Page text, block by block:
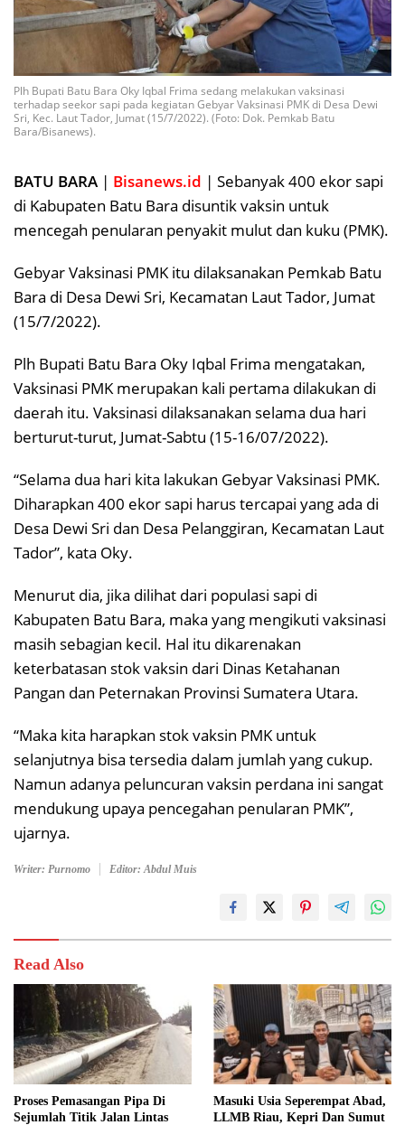
Plh Bupati Batu Bara Oky Iqbal Frima sedang melakukan vaksinasi
terhadap seekor sapi pada kegiatan Gebyar Vaksinasi PMK di Desa Dewi
Sri, Kec. Laut Tador, Jumat (15/7/2022). (Foto: Dok. Pemkab Batu
Bara/Bisanews).
BATU BARA | Bisanews.id | Sebanyak 400 ekor sapi
di Kabupaten Batu Bara disuntik vaksin untuk
mencegah penularan penyakit mulut dan kuku (PMK).
Gebyar Vaksinasi PMK itu dilaksanakan Pemkab Batu
Bara di Desa Dewi Sri, Kecamatan Laut Tador, Jumat
(15/7/2022).
Plh Bupati Batu Bara Oky Iqbal Frima mengatakan,
Vaksinasi PMK merupakan kali pertama dilakukan di
daerah itu. Vaksinasi dilaksanakan selama dua hari
berturut-turut, Jumat-Sabtu (15-16/07/2022).
“Selama dua hari kita lakukan Gebyar Vaksinasi PMK.
Diharapkan 400 ekor sapi harus tercapai yang ada di
Desa Dewi Sri dan Desa Pelanggiran, Kecamatan Laut
Tador”, kata Oky.
Menurut dia, jika dilihat dari populasi sapi di
Kabupaten Batu Bara, maka yang mengikuti vaksinasi
masih sebagian kecil. Hal itu dikarenakan
keterbatasan stok vaksin dari Dinas Ketahanan
Pangan dan Peternakan Provinsi Sumatera Utara.
“Maka kita harapkan stok vaksin PMK untuk
selanjutnya bisa tersedia dalam jumlah yang cukup.
Namun adanya peluncuran vaksin perdana ini sangat
mendukung upaya pencegahan penularan PMK”,
ujarnya.
Writer: Purnomo Editor: Abdul Muis
Read Also
Proses Pemasangan Pipa Di
Sejumlah Titik Jalan Lintas
Masuki Usia Seperempat Abad,
LLMB Riau, Kepri Dan Sumut